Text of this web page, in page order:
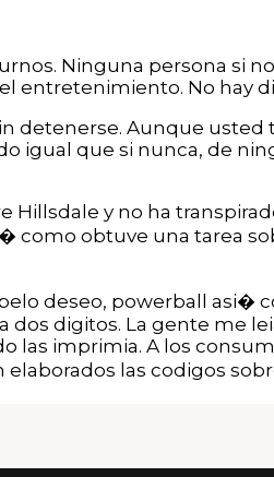
Ninguna persona si
entretenimiento. No hay
detenerse. Aunque usted
igual que si nunca, de
Hillsdale y no ha
como obtuve una tarea
deseo, powerball asi�
digitos. La gente me
las imprimia. A los
las codigos